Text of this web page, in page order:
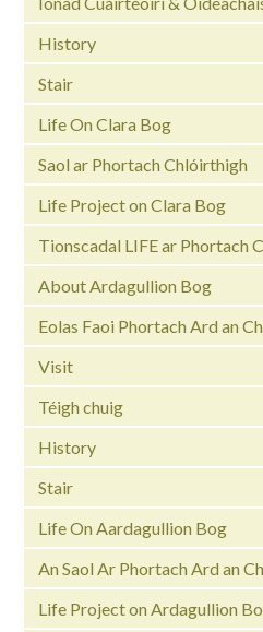
History
Stair
Life On Clara Bog
Saol ar Phortach Chlóirthigh
Life Project on Clara Bog
Tionscadal LIFE ar Phortach
About Ardagullion Bog
Eolas Faoi Phortach Ard an
Visit
Téigh chuig
History
Stair
Life On Aardagullion Bog
An Saol Ar Phortach Ard an
Life Project on Ardagullion